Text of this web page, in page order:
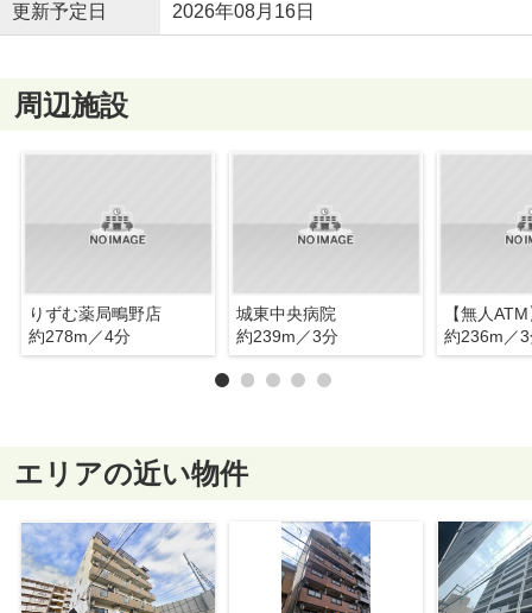
更新予定日 2026年08月16日
周辺施設
りずむ薬局鴫野店
約278m／4分
城東中央病院
約239m／3分
約236m／
エリアの近い物件